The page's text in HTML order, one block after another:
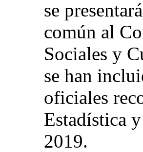
se
común al
Sociales y
se han
oficiales
Estadística
2019.